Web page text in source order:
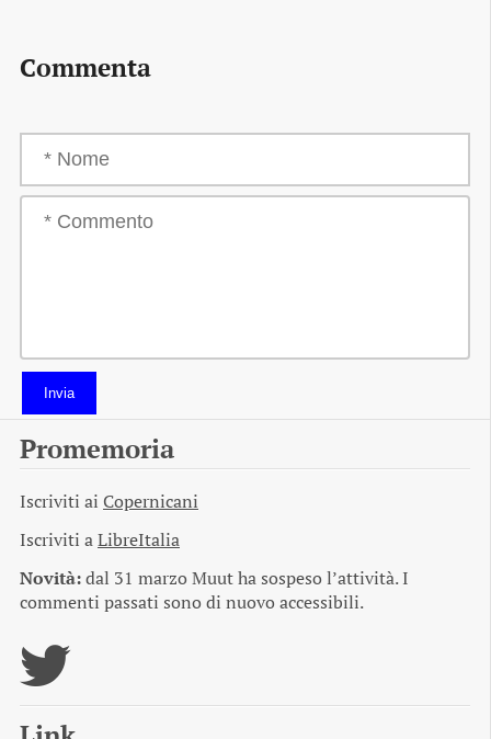
Commenta
Invia
Promemoria
Iscriviti ai Copernicani
Iscriviti aLibreItalia
Novità:dal 31 marzo Muut ha sospeso l’attività. I
commenti passati sono di nuovo accessibili.